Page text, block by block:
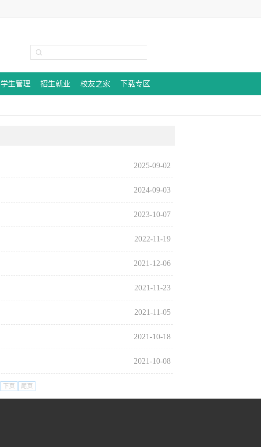
学生管理 招生就业 校友之家 下载专区
2025-09-02
2024-09-03
2023-10-07
2022-11-19
2021-12-06
2021-11-23
2021-11-05
2021-10-18
2021-10-08
下页 尾页